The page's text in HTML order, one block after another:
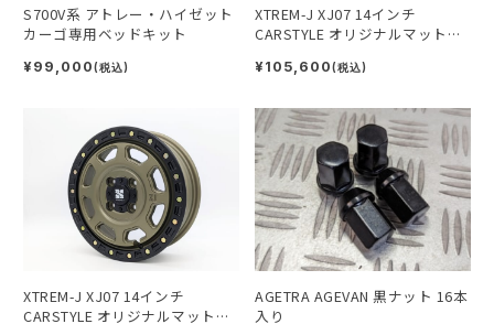
S700V系 アトレー・ハイゼット
カーゴ専用ベッドキット
¥99,000(税込)
XTREM-J XJ07 14インチ
CARSTYLE オリジナルマットカ
¥105,600(税込)
XTREM-J XJ07 14インチ
CARSTYLE オリジナルマットカ
AGETRA AGEVAN 黒ナット 16本
入り